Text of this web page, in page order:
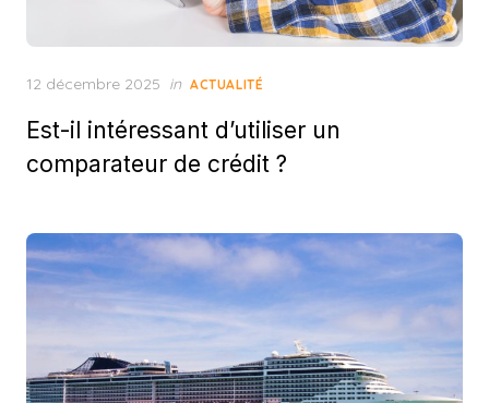
Posted
12 décembre 2025 in ACTUALITÉ
Est-il intéressant d’utiliser un
comparateur de crédit ?